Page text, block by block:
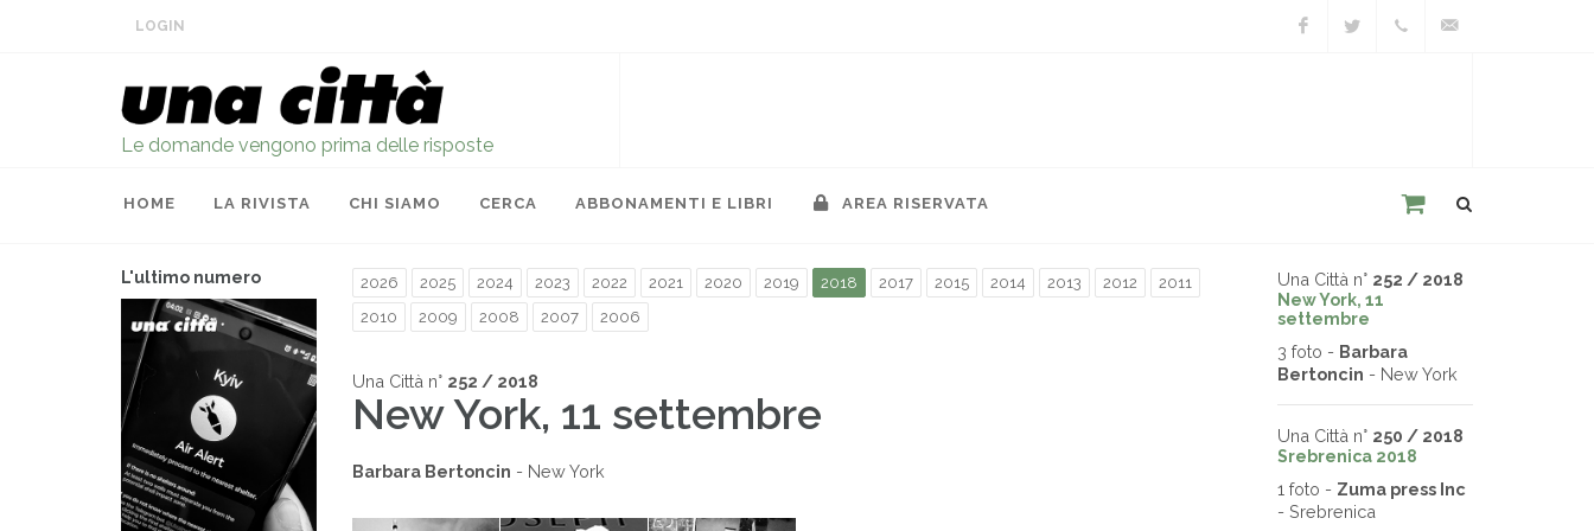
LOGIN
Le domande vengono prima delle risposte
HOME LA RIVISTA CHI SIAMO CERCA ABBONAMENTI E LIBRI AREA RISERVATA
L'ultimo numero 2026 2025 2024 2023 2022 2021 2020 2019 2018 2017 2015 2014 2013 2012
2011
2010
2009 2008 2007 2006
Una Città n° 252 / 2018
New York, 11 settembre
Barbara Bertoncin - New York
Una Città n° 252 / 2018
New York, 11
settembre
3 foto - Barbara
Bertoncin - New York
Una Città n° 250 / 2018
Srebrenica 2018
1 foto - Zuma press Inc
- Srebrenica